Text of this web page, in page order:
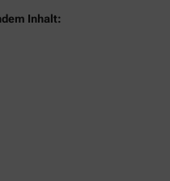
Inhalt: